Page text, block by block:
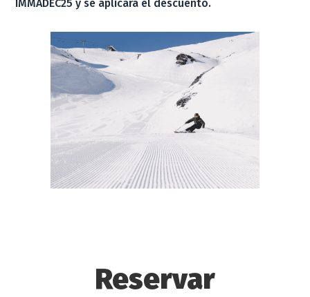
IMMADEC25 y se aplicará el descuento.
Reservar